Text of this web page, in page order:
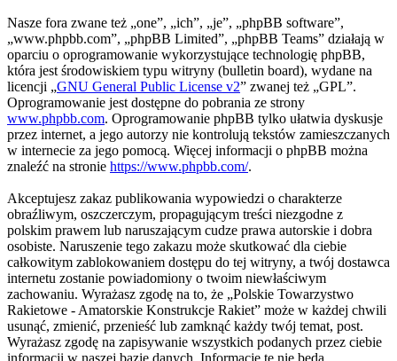
Nasze fora zwane też „one”, „ich”, „je”, „phpBB software”,
„www.phpbb.com”, „phpBB Limited”, „phpBB Teams” działają w
oparciu o oprogramowanie wykorzystujące technologię phpBB,
która jest środowiskiem typu witryny (bulletin board), wydane na
licencji „GNU General Public License v2” zwanej też „GPL”.
Oprogramowanie jest dostępne do pobrania ze strony
www.phpbb.com. Oprogramowanie phpBB tylko ułatwia dyskusje
przez internet, a jego autorzy nie kontrolują tekstów zamieszczanych
w internecie za jego pomocą. Więcej informacji o phpBB można
znaleźć na stronie https://www.phpbb.com/.
Akceptujesz zakaz publikowania wypowiedzi o charakterze
obraźliwym, oszczerczym, propagującym treści niezgodne z
polskim prawem lub naruszającym cudze prawa autorskie i dobra
osobiste. Naruszenie tego zakazu może skutkować dla ciebie
całkowitym zablokowaniem dostępu do tej witryny, a twój dostawca
internetu zostanie powiadomiony o twoim niewłaściwym
zachowaniu. Wyrażasz zgodę na to, że „Polskie Towarzystwo
Rakietowe - Amatorskie Konstrukcje Rakiet” może w każdej chwili
usunąć, zmienić, przenieść lub zamknąć każdy twój temat, post.
Wyrażasz zgodę na zapisywanie wszystkich podanych przez ciebie